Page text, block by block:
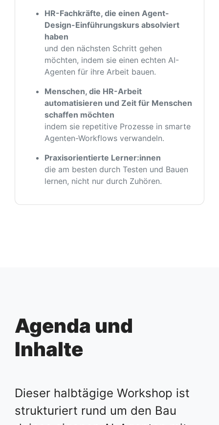
HR-Fachkräfte, die einen Agent-
Design-Einführungskurs absolviert
haben
und den nächsten Schritt gehen
möchten, indem sie einen echten AI-
Agenten für ihre Arbeit bauen.
Menschen, die HR-Arbeit
automatisieren und Zeit für Menschen
schaffen möchten
indem sie repetitive Prozesse in smarte
Agenten-Workflows verwandeln.
Praxisorientierte Lerner:innen
die am besten durch Testen und Bauen
lernen, nicht nur durch Zuhören.
Agenda und
Inhalte
Dieser halbtägige Workshop ist
strukturiert rund um den Bau